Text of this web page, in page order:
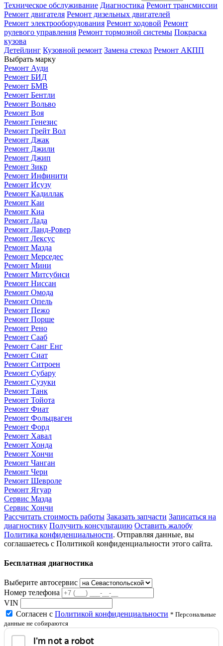
Техническое обслуживание Диагностика Ремонт трансмиссии
Ремонт двигателя Ремонт дизельных двигателей
Ремонт электрооборудования Ремонт ходовой Ремонт
рулевого управления Ремонт тормозной системы Покраска
кузова
Детейлинг Кузовной ремонт Замена стекол Ремонт АКПП
Выбрать марку
Ремонт Ауди
Ремонт БИД
Ремонт БМВ
Ремонт Бентли
Ремонт Вольво
Ремонт Воя
Ремонт Генезис
Ремонт Грейт Вол
Ремонт Джак
Ремонт Джили
Ремонт Джип
Ремонт Зикр
Ремонт Инфинити
Ремонт Исузу
Ремонт Кадиллак
Ремонт Каи
Ремонт Киа
Ремонт Лада
Ремонт Ланд-Ровер
Ремонт Лексус
Ремонт Мазда
Ремонт Мерседес
Ремонт Мини
Ремонт Митсубиси
Ремонт Ниссан
Ремонт Омода
Ремонт Опель
Ремонт Пежо
Ремонт Порше
Ремонт Рено
Ремонт Сааб
Ремонт Санг Енг
Ремонт Сиат
Ремонт Ситроен
Ремонт Субару
Ремонт Сузуки
Ремонт Танк
Ремонт Тойота
Ремонт Фиат
Ремонт Фольцваген
Ремонт Форд
Ремонт Хавал
Ремонт Хонда
Ремонт Хончи
Ремонт Чанган
Ремонт Чери
Ремонт Шевроле
Ремонт Ягуар
Сервис Мазда
Сервис Хончи
Рассчитать стоимость работы Заказать запчасти Записаться на
диагностику Получить консультацию Оставить жалобу
Политика конфиденциальности. Отправляя данные, вы
соглашаетесь с Политикой конфиденциальности этого сайта.
Бесплатная диагностика
Выберите автосервис
Номер телефона
VIN
Согласен с Политикой конфиденциальности * Персональные
данные не собираются